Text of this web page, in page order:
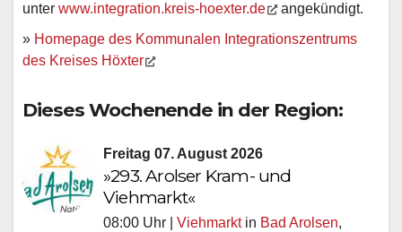
unter www.integration.kreis-hoexter.de
angekündigt.
» Homepage des Kommunalen Integrationszentrums
des Kreises Höxter
Dieses Wochenende in der Region:
Freitag 07. August 2026
»293. Arolser Kram- und
Viehmarkt«
08:00 Uhr | Viehmarktin Bad Arolsen,